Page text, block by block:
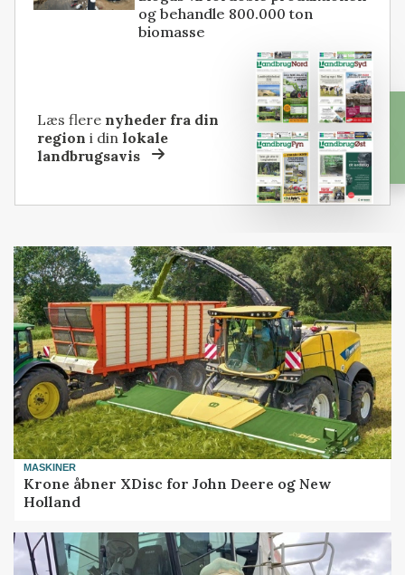
og behandle 800.000 ton
biomasse
Læs flere nyheder fra din
region i dinlokale
landbrugsavis
MASKINER
Krone åbner XDisc for John Deere og New
Holland